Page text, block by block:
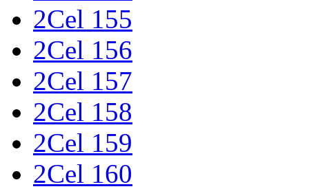
2Cel 155
2Cel 156
2Cel 157
2Cel 158
2Cel 159
2Cel 160